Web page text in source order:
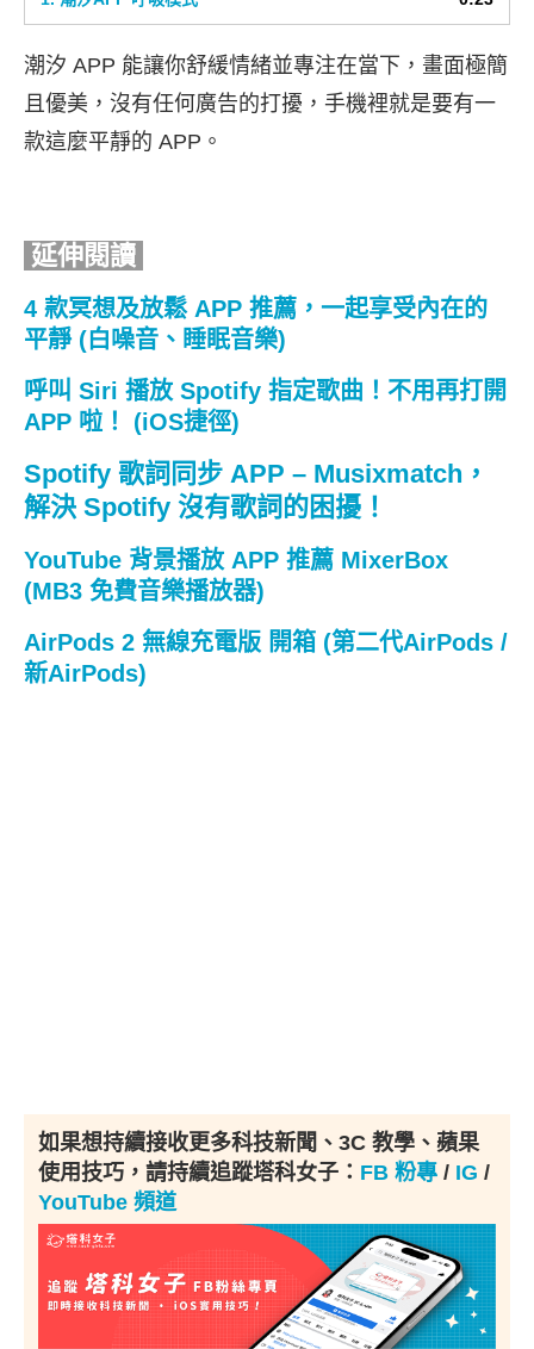
潮汐 APP 能讓你舒緩情緒並專注在當下，畫面極簡
且優美，沒有任何廣告的打擾，手機裡就是要有一
款這麼平靜的 APP。
延伸閱讀
4 款冥想及放鬆 APP 推薦，一起享受內在的
平靜 (白噪音、睡眠音樂)
呼叫 Siri 播放 Spotify 指定歌曲！不用再打開
APP 啦！ (iOS捷徑)
Spotify 歌詞同步 APP – Musixmatch，
解決 Spotify 沒有歌詞的困擾！
YouTube 背景播放 APP 推薦 MixerBox
(MB3 免費音樂播放器)
AirPods 2 無線充電版 開箱 (第二代AirPods /
新AirPods)
如果想持續接收更多科技新聞、3C 教學、蘋果
使用技巧，請持續追蹤塔科女子： FB 粉專 / IG /
YouTube 頻道